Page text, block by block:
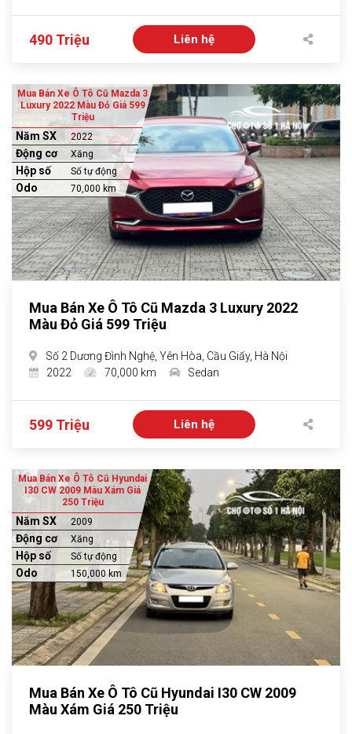
490 Triệu Liên hệ
Mua Bán Xe Ô Tô Cũ Mazda 3
Luxury 2022 Màu Đỏ Giá 599
Triệu
Năm SX 2022
Động cơ Xăng
Hộp số Số tự động
Odo 70,000 km
Mua Bán Xe Ô Tô Cũ Mazda 3 Luxury 2022
Màu Đỏ Giá 599 Triệu
Số 2 Dương Đình Nghệ, Yên Hòa, Cầu Giấy, Hà Nội
2022
70,000 km Sedan
599 Triệu Liên hệ
Mua Bán Xe Ô Tô Cũ Hyundai
I30 CW 2009 Màu Xám Giá
250 Triệu
Năm SX 2009
Động cơ Xăng
Hộp số Số tự động
Odo 150,000 km
Mua Bán Xe Ô Tô Cũ Hyundai I30 CW 2009
Màu Xám Giá 250 Triệu